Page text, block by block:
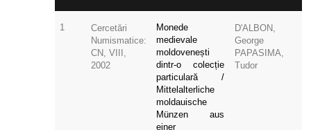
1
Cercetări
Numismatice:
CN, VIII,
2002
Monede
medievale
moldovenești
dintr-o colecție
particulară /
Mittelalterliche
moldauische
Münzen aus
einer
D'ALBON,
George
PAPASIMA,
Tudor